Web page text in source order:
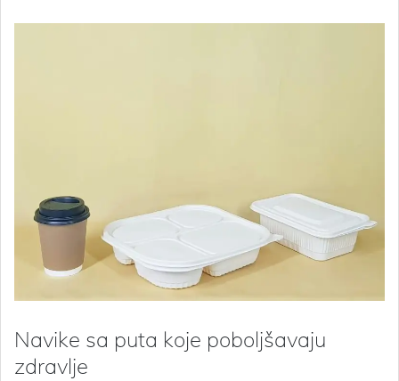
Navike sa puta koje poboljšavaju
zdravlje